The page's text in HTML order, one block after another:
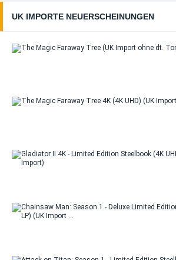
UK IMPORTE NEUERSCHEINUNGEN